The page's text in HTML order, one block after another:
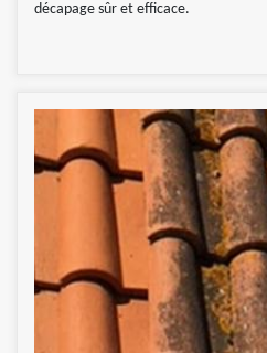
décapage sûr et efficace.